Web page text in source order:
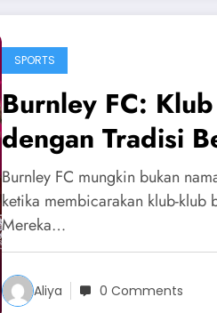
SPORTS
Burnley FC:
dengan Tradisi
Masa
Burnley FC mungkin bukan
ketika membicarakan klub-klub
Mereka…
Aliya 0 Comments